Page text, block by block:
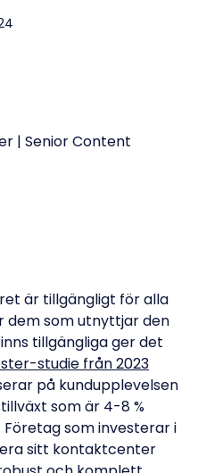
Intelligence
customer service
.
| Senior Content
är tillgängligt för alla
dem som utnyttjar den
tillgängliga ger det
studie från 2023
på kundupplevelsen
som är 4-8 %
som investerar i
sitt kontaktcenter